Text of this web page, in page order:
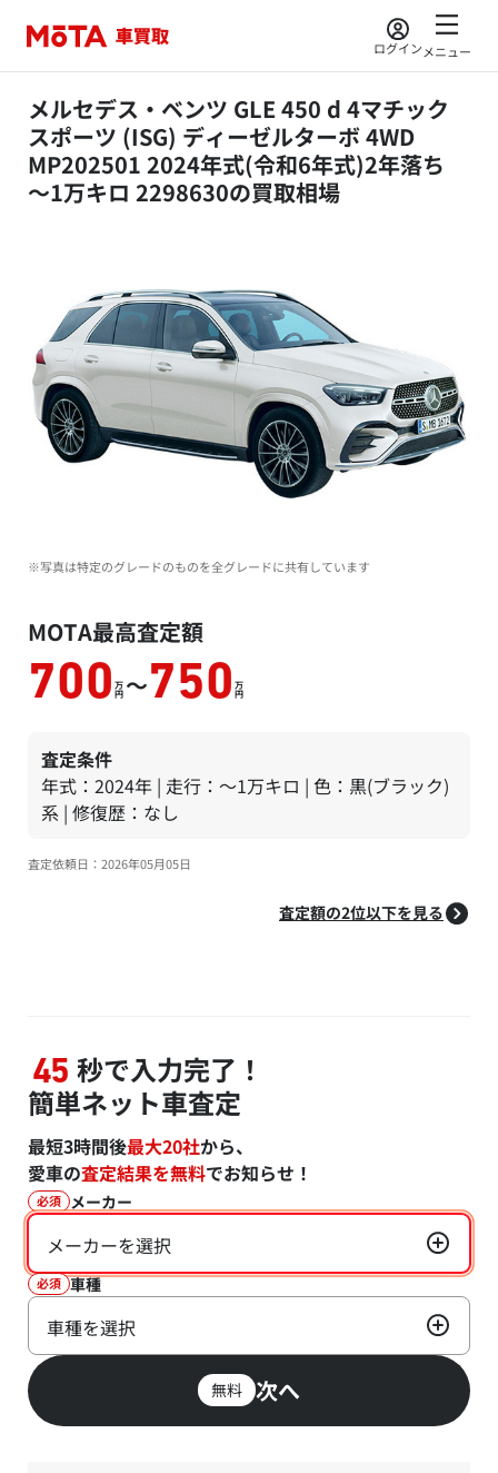
ログインメニュー
メルセデス・ベンツ GLE 450 d 4マチック
スポーツ (ISG) ディーゼルターボ 4WD
MP202501 2024年式(令和6年式)2年落ち
～1万キロ 2298630の買取相場
※写真は特定のグレードのものを全グレードに共有しています
MOTA最高査定額
700 万
円 ～750 万
円
査定条件
年式：2024年 | 走行：～1万キロ | 色：黒(ブラック)
系 | 修復歴：なし
査定依頼日：2026年05月05日
査定額の2位以下を見る
45 秒で入力完了！
簡単ネット車査定
最短3時間後最大20社から、
愛車の査定結果を無料でお知らせ！
必須 メーカー
メーカーを選択
必須 車種
車種を選択
無料 次へ